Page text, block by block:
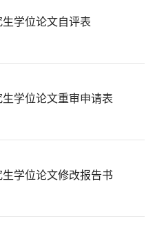
学位论文自评表
学位论文重审申请表
学位论文修改报告书